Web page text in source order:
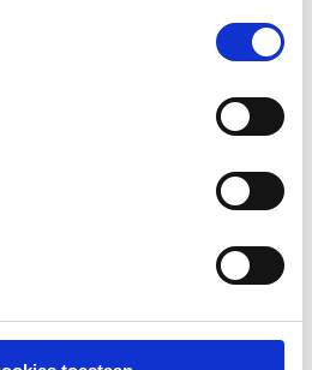
op in je browser.